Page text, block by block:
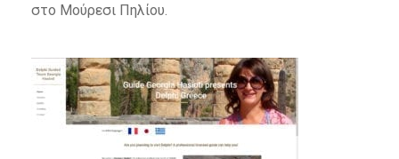
στο Μούρεσι Πηλίου.